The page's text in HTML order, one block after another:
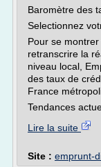
Baromètre des
Selectionnez
Pour se
retranscrire la
niveau local,
des taux de
France
Tendances
Lire la suite
Site : emprunt-